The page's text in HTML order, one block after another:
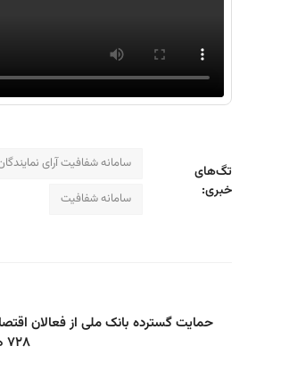
تگ‌های
خبری:
سامانه شفافیت آرای
سامانه شفافیت
حمایت گسترده بانک ملی از فعالان
۷۲۸ هزار و ۱۹۲ مورد تسه...